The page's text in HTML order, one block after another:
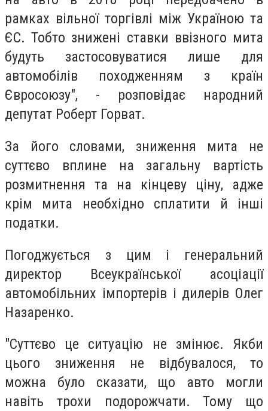
рамках вільної торгівлі між Україною та
ЄС. Тобто знижені ставки ввізного мита
будуть застосовуватися лише для
автомобілів походженням з країн
Євросоюзу", - розповідає народний
депутат Роберт Горват.
За його словами, зниження мита не
суттєво вплине на загальну вартість
розмитнення та на кінцеву ціну, адже
крім мита необхідно сплатити й інші
податки.
Погоджується з цим і генеральний
директор Всеукраїнської асоціації
автомобільних імпортерів і дилерів Олег
Назаренко.
"Суттєво це ситуацію не змінює. Якби
цього зниження не відбувалося, то
можна було сказати, що авто могли
навіть трохи подорожчати. Тому що